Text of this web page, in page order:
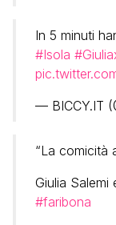
In 5 minuti
#Isola
— BICCY.IT
“La comicità
Giulia Salemi
#faribona